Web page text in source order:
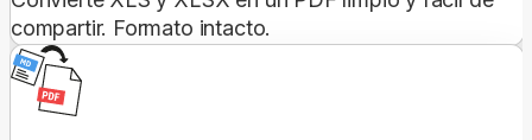
compartir. Formato intacto.